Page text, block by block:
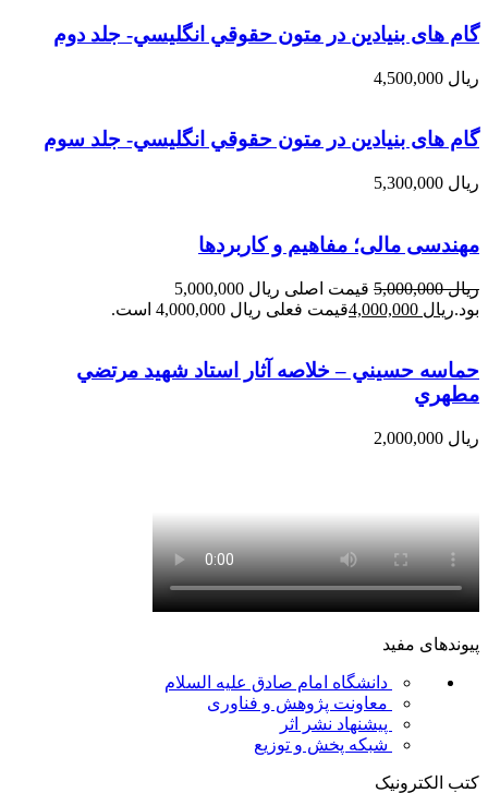
گام های بنیادین در متون حقوقي انگليسي- جلد دوم
ریال
گام های بنیادین در متون حقوقي انگليسي- جلد سوم
ریال
مهندسی مالی؛ مفاهیم و کاربردها
ریال5,000,000
قیمت اصلی ریال 5,000,000
بود.ریال قیمت فعلی ریال 4,000,000 است.
حماسه حسيني – خلاصه آثار استاد شهيد مرتضي
مطهري
ریال
پیوندهای مفید
دانشگاه امام صادق علیه السلام
معاونت پژوهش و فناوری
پیشنهاد نشر اثر
شبکه پخش و توزیع
کتب الکترونیک